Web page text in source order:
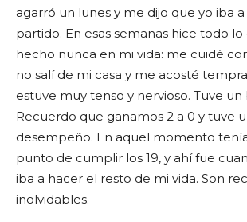
agarró un lunes y me dijo que yo iba
partido. En esas semanas hice todo
hecho nunca en mi vida: me cuidé
no salí de mi casa y me acosté
estuve muy tenso y nervioso. Tuve un
Recuerdo que ganamos 2 a 0 y tuve
desempeño. En aquel momento tenía
punto de cumplir los 19, y ahí fue
iba a hacer el resto de mi vida. Son
inolvidables.